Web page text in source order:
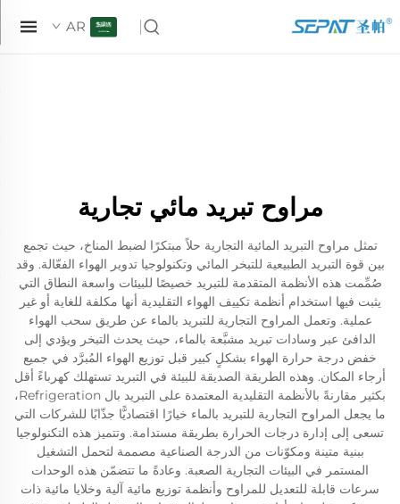
AR
مراوح تبريد مائي تجارية
تمثل مراوح التبريد المائية التجارية حلاً مبتكرًا لضبط المناخ، حيث تجمع
بين قوة التبريد الطبيعية للتبخر المائي وتكنولوجيا تدوير الهواء الفعّالة. وقد
صُمِّمت هذه الأنظمة المتقدمة للتبريد خصيصًا للبيئات واسعة النطاق التي
يثبت فيها استخدام أنظمة تكييف الهواء التقليدية أنها مكلفة للغاية أو غير
عملية. وتعمل المراوح التجارية للتبريد بالماء عن طريق سحب الهواء
الدافئ عبر وسادات تبريد مشبَّعة بالماء، حيث يحدث التبخر ويؤدي إلى
خفض درجة حرارة الهواء بشكلٍ كبير قبل توزيع الهواء المُبرَّد في جميع
أرجاء المكان. وهذه الطريقة الصديقة للبيئة في التبريد تستهلك كهرباءً أقل
بكثير مقارنةً بالأنظمة التقليدية المعتمدة على التبريد بال Refrigeration،
ما يجعل المراوح التجارية للتبريد بالماء خيارًا اقتصاديًّا جذّابًا للشركات التي
تسعى إلى إدارة درجات الحرارة بطريقة مستدامة. وتتميز هذه التكنولوجيا
ببنية متينة ومكوّنات من الدرجة الصناعية مصممة لتحمل التشغيل
المستمر في البيئات التجارية الصعبة. وعادةً ما تتضمّن هذه الوحدات
سرعات قابلة للتعديل للمراوح وأنظمة توزيع مائية آلية وخلايا مائية ذات